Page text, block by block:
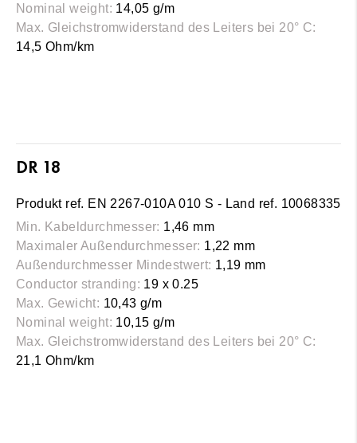
Nominal weight: 14,05 g/m
Max. Gleichstromwiderstand des Leiters bei 20° C:
14,5 Ohm/km
DR 18
Produkt ref. EN 2267-010A 010 S - Land ref. 10068335
Min. Kabeldurchmesser: 1,46 mm
Maximaler Außendurchmesser: 1,22 mm
Außendurchmesser Mindestwert: 1,19 mm
Conductor stranding: 19 x 0.25
Max. Gewicht: 10,43 g/m
Nominal weight: 10,15 g/m
Max. Gleichstromwiderstand des Leiters bei 20° C:
21,1 Ohm/km